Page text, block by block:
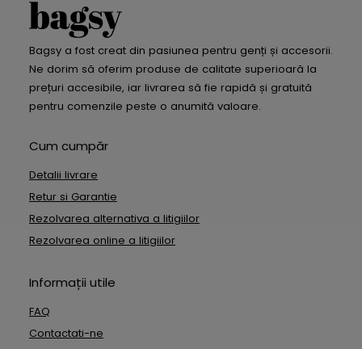
Bagsy a fost creat din pasiunea pentru genți și accesorii.
Ne dorim să oferim produse de calitate superioară la
prețuri accesibile, iar livrarea să fie rapidă și gratuită
pentru comenzile peste o anumită valoare.
Cum cumpăr
Detalii livrare
Retur si Garantie
Rezolvarea alternativa a litigiilor
Rezolvarea online a litigiilor
Informații utile
FAQ
Contactati-ne